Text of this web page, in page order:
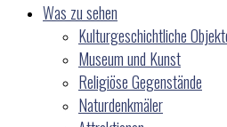
Was zu sehen
Kulturgeschichtliche
Museum und Kunst
Religiöse Gegenstände
Naturdenkmäler